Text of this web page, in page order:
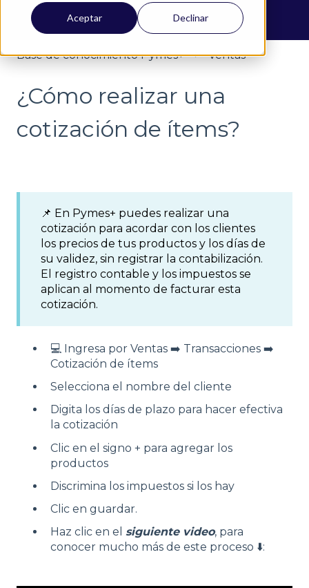
Aceptar Declinar
Base de conocimiento Pymes+ Ventas
¿Cómo realizar una
cotización de ítems?
📌 En Pymes+ puedes realizar una
cotización para acordar con los clientes
los precios de tus productos y los días de
su validez, sin registrar la contabilización.
El registro contable y los impuestos se
aplican al momento de facturar esta
cotización.
💻 Ingresa por Ventas ➡️ Transacciones ➡️
Cotización de ítems
Selecciona el nombre del cliente
Digita los días de plazo para hacer efectiva
la cotización
Clic en el signo + para agregar los
productos
Discrimina los impuestos si los hay
Clic en guardar.
Haz clic en el siguiente video, para
conocer mucho más de este proceso ⬇️: